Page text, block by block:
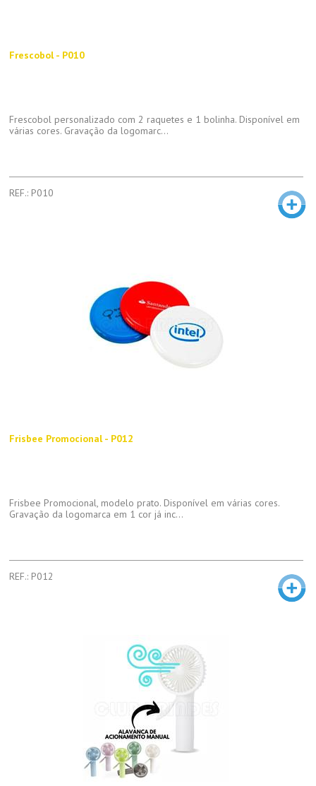
Frescobol - P010
Frescobol personalizado com 2 raquetes e 1 bolinha. Disponível em
várias cores. Gravação da logomarc...
REF.: P010
Frisbee Promocional - P012
Frisbee Promocional, modelo prato. Disponível em várias cores.
Gravação da logomarca em 1 cor já inc...
REF.: P012